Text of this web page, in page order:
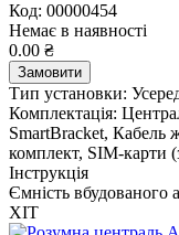
Код: 00000454
Немає в наявності
0.00 ₴
Замовити
Тип установки:
Комплектація:
SmartBracket, Кабель
комплект, SIM-карти
Інструкція
Ємність вбудованого
ХІТ